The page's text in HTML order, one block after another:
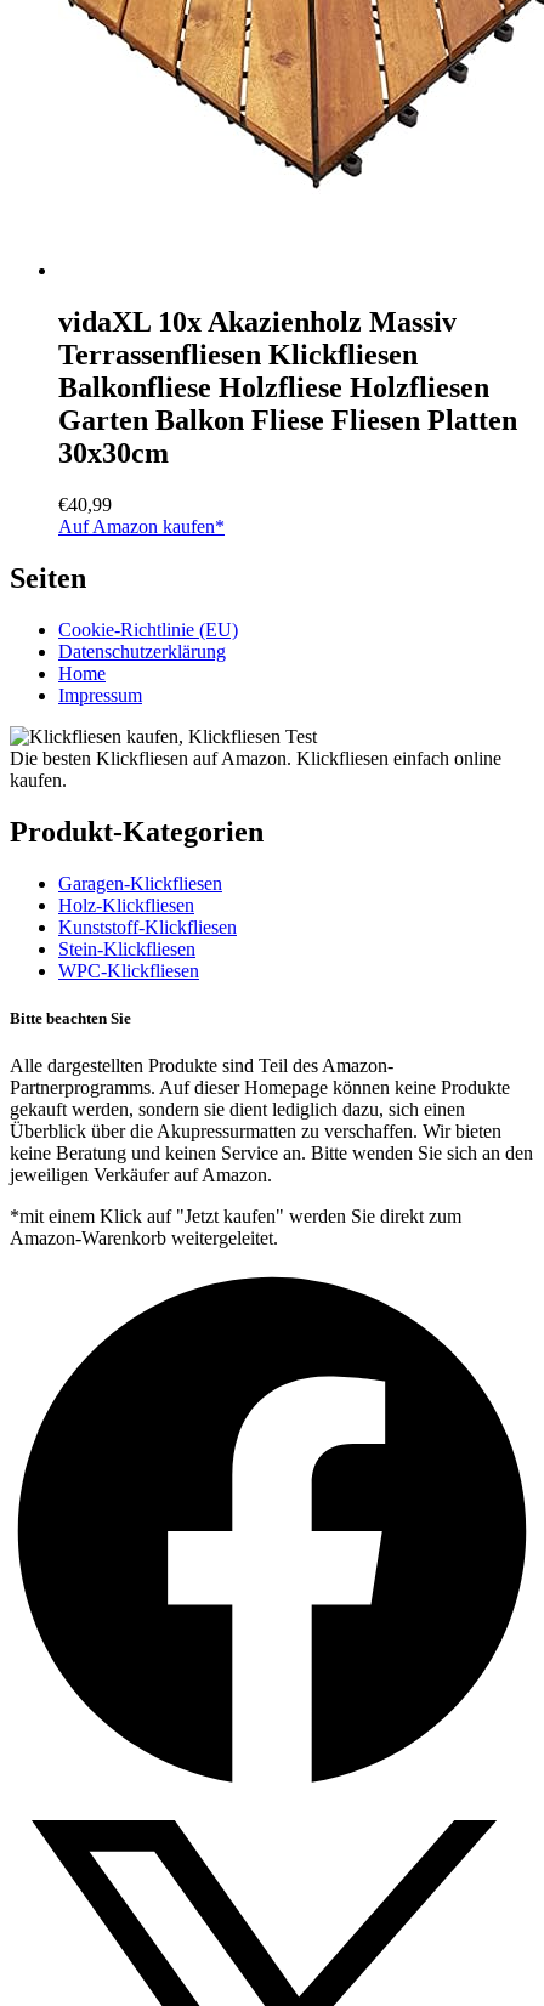
vidaXL 10x Akazienholz Massiv
Terrassenfliesen Klickfliesen
Balkonfliese Holzfliese Holzfliesen
Garten Balkon Fliese Fliesen Platten
30x30cm
€40,99
Auf Amazon kaufen*
Seiten
Cookie-Richtlinie (EU)
Datenschutzerklärung
Home
Impressum
Die besten Klickfliesen auf Amazon. Klickfliesen einfach online
kaufen.
Produkt-Kategorien
Garagen-Klickfliesen
Holz-Klickfliesen
Kunststoff-Klickfliesen
Stein-Klickfliesen
WPC-Klickfliesen
Bitte beachten Sie
Alle dargestellten Produkte sind Teil des Amazon-
Partnerprogramms. Auf dieser Homepage können keine Produkte
gekauft werden, sondern sie dient lediglich dazu, sich einen
Überblick über die Akupressurmatten zu verschaffen. Wir bieten
keine Beratung und keinen Service an. Bitte wenden Sie sich an den
jeweiligen Verkäufer auf Amazon.
*mit einem Klick auf "Jetzt kaufen" werden Sie direkt zum
Amazon-Warenkorb weitergeleitet.